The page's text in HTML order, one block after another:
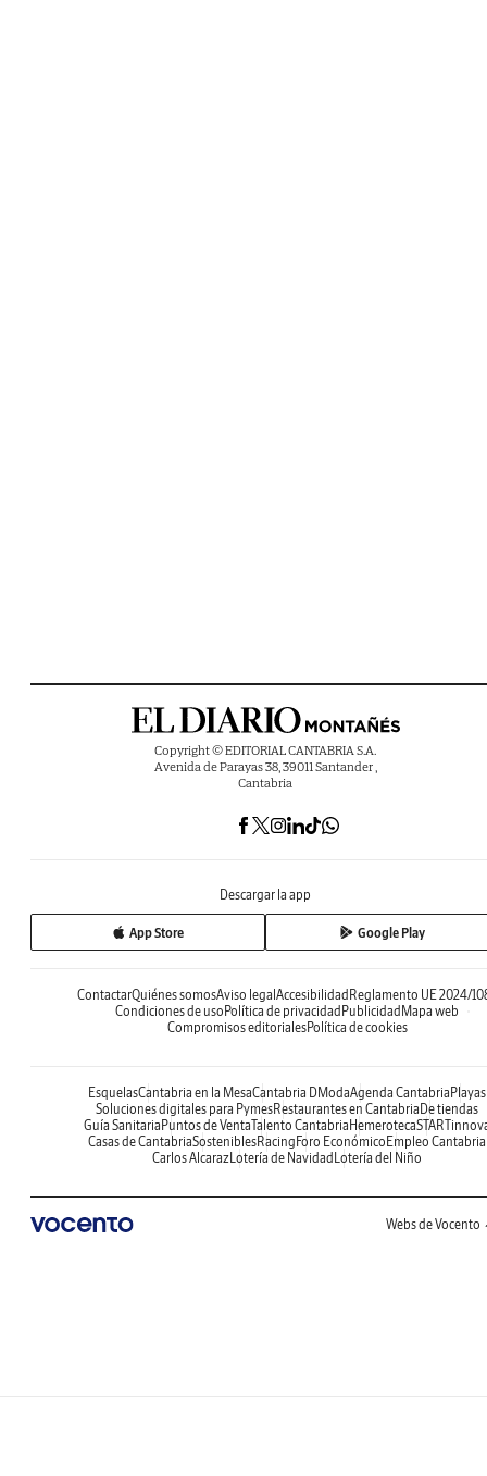
Copyright © EDITORIAL CANTABRIA S.A.
Avenida de Parayas 38, 39011 Santander ,
Cantabria
Descargar la app
App Store Google Play
ContactarQuiénes somosAviso legal Accesibilidad Reglamento UE 2024/
Condiciones de uso Política de privacidad Publicidad Mapa web
Compromisos editorialesPolítica de cookies
EsquelasCantabria en la MesaCantabria DModaAgenda Cantabria Playas
Soluciones digitales para PymesRestaurantes en Cantabria De tiendas
Guía Sanitaria Puntos de VentaTalento Cantabria Hemeroteca
Casas de CantabriaSosteniblesRacing Foro Económico Empleo Cantabria
Carlos AlcarazLotería de Navidad Lotería del Niño
Webs de Vocento